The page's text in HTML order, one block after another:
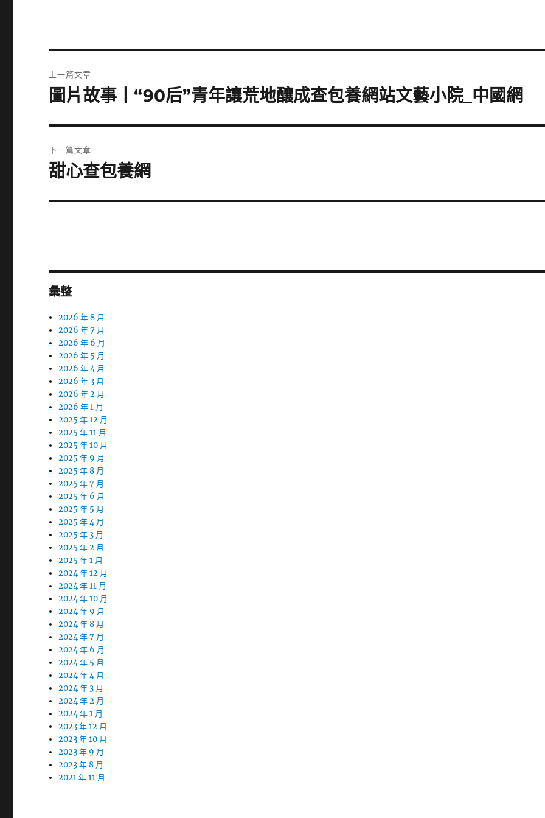
章
上一篇文章
上
篇
章:
圖片故事丨“90后”青年讓荒地釀成查包養網站文藝小院_中國網
下一篇文章
下
篇
甜心查包養網
彙整
2026 年 8 月
2026 年 7 月
2026 年 6 月
2026 年 5 月
2026 年 4 月
2026 年 3 月
2026 年 2 月
2026 年 1 月
2025 年 12 月
2025 年 11 月
2025 年 10 月
2025 年 9 月
2025 年 8 月
2025 年 7 月
2025 年 6 月
2025 年 5 月
2025 年 4 月
2025 年 3 月
2025 年 2 月
2025 年 1 月
2024 年 12 月
2024 年 11 月
2024 年 10 月
2024 年 9 月
2024 年 8 月
2024 年 7 月
2024 年 6 月
2024 年 5 月
2024 年 4 月
2024 年 3 月
2024 年 2 月
2024 年 1 月
2023 年 12 月
2023 年 10 月
2023 年 9 月
2023 年 8 月
2021 年 11 月